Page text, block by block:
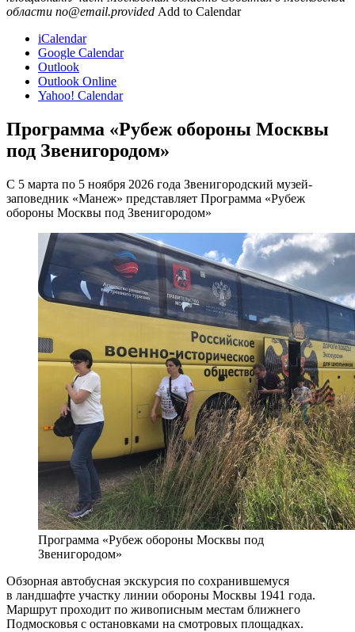
области no@email.provided Add to Calendar
iCalendar
Google Calendar
Outlook
Outlook Online
Yahoo! Calendar
Программа «Рубеж обороны Москвы
под Звенигородом»
С 5 марта по 5 ноября 2026 года Звенигородский музей-
заповедник «Манеж» представляет Программа «Рубеж
обороны Москвы под Звенигородом»
Программа «Рубеж обороны Москвы под
Звенигородом»
Обзорная автобусная экскурсия по сохранившемуся
в ландшафте участку линии обороны Москвы 1941 года.
Маршрут проходит по живописным местам ближнего
Подмосковья с остановками на смотровых площадках.